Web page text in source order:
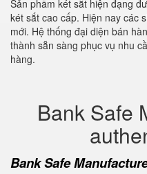
Sản phẩm két sắt hiện đạng
két sắt cao cấp. Hiện nay các
mới. Hệ thống đại diện bán
thành sẵn sàng phục vụ nhu
hàng.
Bank Safe
Bank Safe